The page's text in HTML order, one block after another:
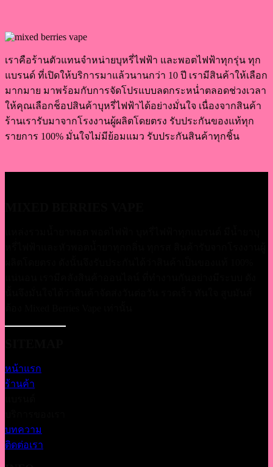
เราคือร้านตัวแทนจำหน่ายบุหรี่ไฟฟ้า และพอตไฟฟ้าทุกรุ่น ทุก
แบรนด์ ที่เปิดให้บริการมาแล้วนานกว่า 10 ปี เรามีสินค้าให้เลือก
มากมาย มาพร้อมกับการจัดโปรแบบลดกระหน่ำตลอดช่วงเวลา
ให้คุณเลือกช็อปสินค้าบุหรี่ไฟฟ้าได้อย่างมั่นใจ เนื่องจากสินค้า
ร้านเรารับมาจากโรงงานผู้ผลิตโดยตรง รับประกันของแท้ทุก
รายการ 100% มั่นใจไม่มีย้อมแมว รับประกันสินค้าทุกชิ้น
หน้าแรก
ร้านค้า
บทความ
ติดต่อเรา